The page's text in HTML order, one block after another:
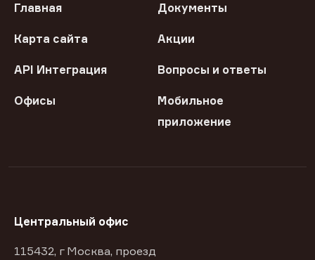
Главная Документы
Карта сайта Акции
API Интеграция Вопросы и ответы
Офисы
Мобильное
приложение
Центральный офис
115432, г Москва, проезд